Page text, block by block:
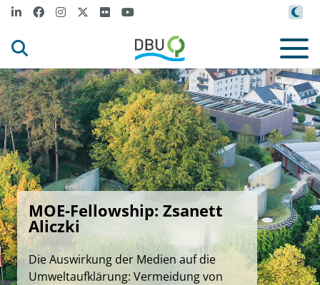
MOE-Fellowship: Zsanett
Aliczki
Die Auswirkung der Medien auf die
Umweltaufklärung: Vermeidung von